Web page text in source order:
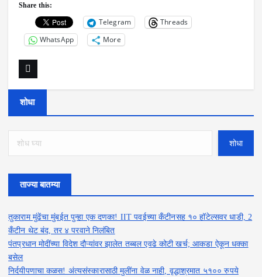
Share this:
Telegram
Threads
WhatsApp
More
शोधा
शोधा
ताज्या बातम्या
तुकाराम मुंढेंचा मुंबईत पुन्हा एक दणका! IIT पवईच्या कँटीनसह १० हॉटेल्सवर धाडी, 2
कँटीन थेट बंद, तर ४ परवाने निलंबित
पंतप्रधान मोदींच्या विदेश दौऱ्यांवर झालेत तब्बल एवढे कोटी खर्च; आकडा ऐकून धक्का
बसेल
निर्दयीपणाचा कळस! अंत्यसंस्कारासाठी मुलींना वेळ नाही, वृद्धाश्रमात ५१०० रुपये